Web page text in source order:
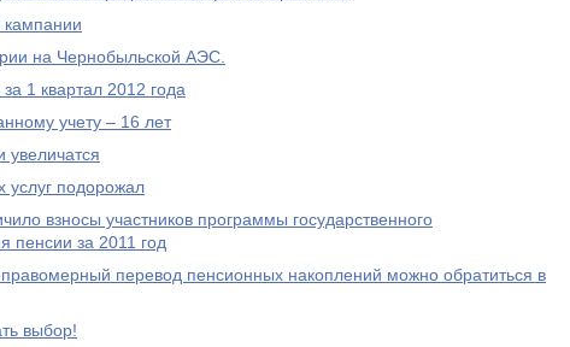
кампании
на Чернобыльской АЭС.
1 квартал 2012 года
учету – 16 лет
увеличатся
услуг подорожал
взносы участников программы государственного
пенсии за 2011 год
перевод пенсионных накоплений можно обратиться в
выбор!